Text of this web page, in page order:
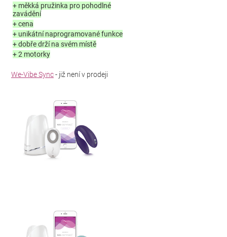
+ měkká pružinka pro pohodlné
zavádění
+ cena
+ unikátní naprogramované funkce
+ dobře drží na svém místě
+ 2 motorky
We-Vibe Sync- již není v prodeji